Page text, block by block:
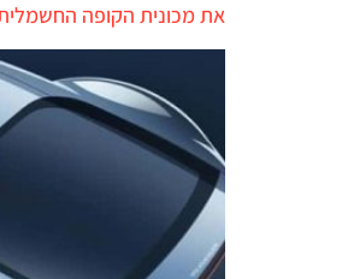
את מכונית הקופה